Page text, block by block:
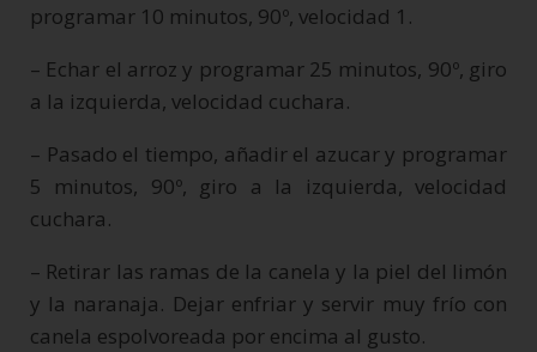
programar 10 minutos, 90º, velocidad 1.
– Echar el arroz y programar 25 minutos, 90º, giro
a la izquierda, velocidad cuchara.
– Pasado el tiempo, añadir el azucar y programar
5 minutos, 90º, giro a la izquierda, velocidad
cuchara.
– Retirar las ramas de la canela y la piel del limón
y la naranaja. Dejar enfriar y servir muy frío con
canela espolvoreada por encima al gusto.